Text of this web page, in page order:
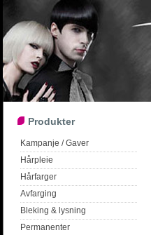
Produkter
Kampanje / Gaver
Hårpleie
Hårfarger
Avfarging
Bleking & lysning
Permanenter